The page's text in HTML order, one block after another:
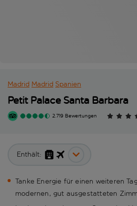
Madrid Madrid Spanien
Petit Palace Santa Barbara
2.719 Bewertungen
Enthält:
Tanke Energie für einen weiteren
modernen, gut ausgestatteten